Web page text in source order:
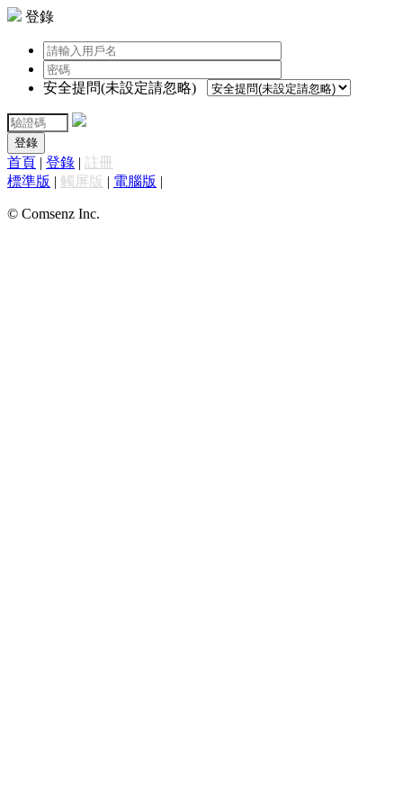
登錄
安全提問(未設定請忽略)
登錄
首頁 | 登錄 | 註冊
標準版 | 觸屏版 | 電腦版 |
© Comsenz Inc.